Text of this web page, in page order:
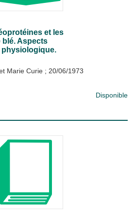
et les
blé. Aspects
Marie Curie ; 20/06/1973
Disponible